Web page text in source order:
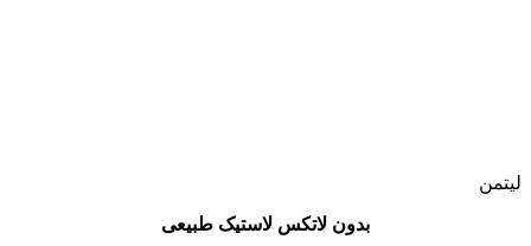
لیتمن
بدون لاتکس لاستیک طبیعی